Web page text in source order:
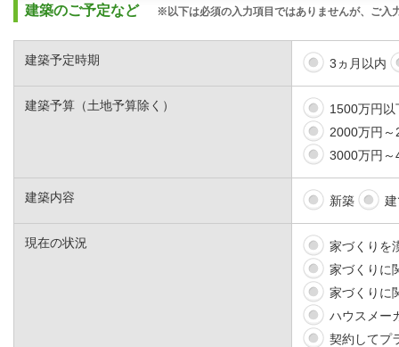
建築のご予定など ※以下は必須の入力項目ではありませんが、ご入
建築予定時期 3ヵ月以内
建築予算（土地予算除く）
1500万円以
2000万円
3000万円～
建築内容 新築
現在の状況
家づくりを
家づくりに
家づくりに
ハウスメー
契約してプ